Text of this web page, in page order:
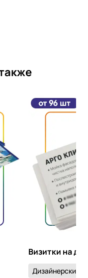
Визитки на
Дизайнерский